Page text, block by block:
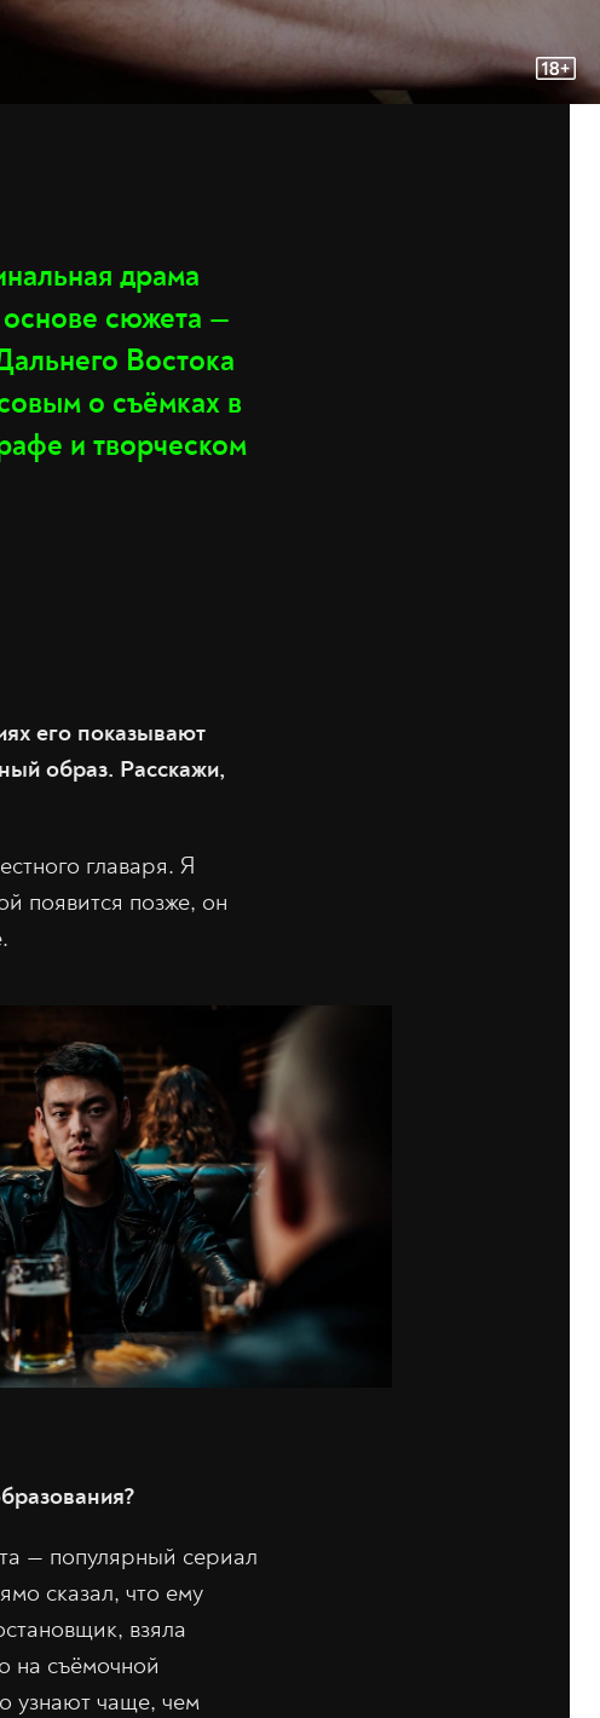
драма
сюжета —
Востока
о съёмках в
и творческом
его показывают
образ. Расскажи,
главаря. Я
появится позже, он
— популярный сериал
сказал, что ему
взяла
на съёмочной
узнают чаще, чем